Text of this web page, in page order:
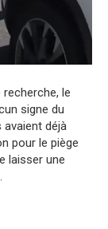
le
signe du
avaient déjà
pour le piège
laisser une